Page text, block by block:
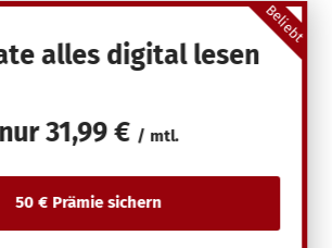
Beliebt
alles digital lesen
nur31,99 € / mtl.